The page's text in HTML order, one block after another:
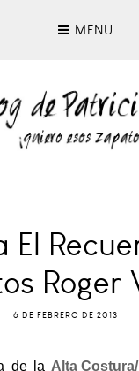
MENU
El
Roger
6 DE FEBRERO DE 2013
de la Alta